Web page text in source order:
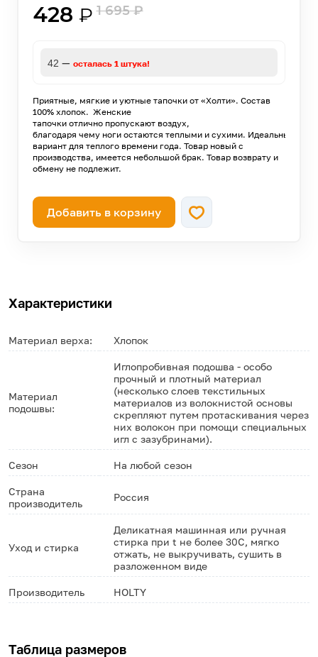
428 ₽ 1 695₽
42 — осталась 1 штука!
Приятные, мягкие и уютные тапочки от «Холти». Состав
100% хлопок. Женские
тапочки отлично пропускают воздух,
благодаря чему ноги остаются теплыми и сухими. Идеальный
вариант для теплого времени года. Товар новый с
производства, имеется небольшой брак. Товар возврату и
обмену не подлежит.
Добавить в корзину
Характеристики
Материал верха: Хлопок
Материал
подошвы:
Иглопробивная подошва - особо
прочный и плотный материал
(несколько слоев текстильных
материалов из волокнистой основы
скрепляют путем протаскивания через
них волокон при помощи специальных
игл с зазубринами).
Сезон На любой сезон
Страна
производитель
Россия
Уход и стирка
Деликатная машинная или ручная
стирка при t не более 30С, мягко
отжать, не выкручивать, сушить в
разложенном виде
Производитель HOLTY
Таблица размеров